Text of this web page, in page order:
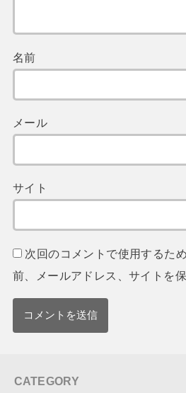
名前
メール
サイト
次回のコメントで使用するた
前、メールアドレス、サイトを保
CATEGORY